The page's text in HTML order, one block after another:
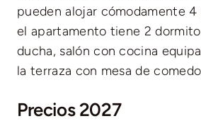
pueden alojar cómodamente 4
el apartamento tiene 2
ducha, salón con cocina
la terraza con mesa de
Precios 2027